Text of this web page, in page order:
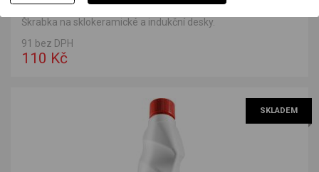
MORA PRSK123
Škrabka na sklokeramické a indukční desky.
91 bez DPH
110 Kč
SKLADEM